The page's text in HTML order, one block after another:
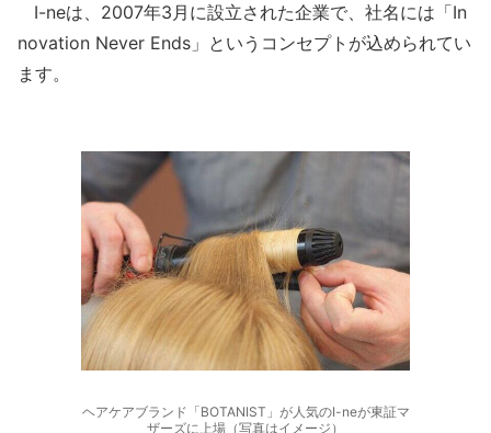
I-neは、2007年3月に設立された企業で、社名には「In
novation Never Ends」というコンセプトが込められてい
ます。
ヘアケアブランド「BOTANIST」が人気のI-neが東証マ
ザーズに上場（写真はイメージ）